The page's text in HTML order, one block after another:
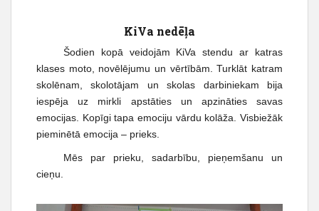
KiVa nedēļa
Šodien kopā veidojām KiVa stendu ar katras
klases moto, novēlējumu un vērtībām. Turklāt katram
skolēnam, skolotājam un skolas darbiniekam bija
iespēja uz mirkli apstāties un apzināties savas
emocijas. Kopīgi tapa emociju vārdu kolāža. Visbiežāk
pieminētā emocija – prieks.
Mēs par prieku, sadarbību, pieņemšanu un
cieņu.